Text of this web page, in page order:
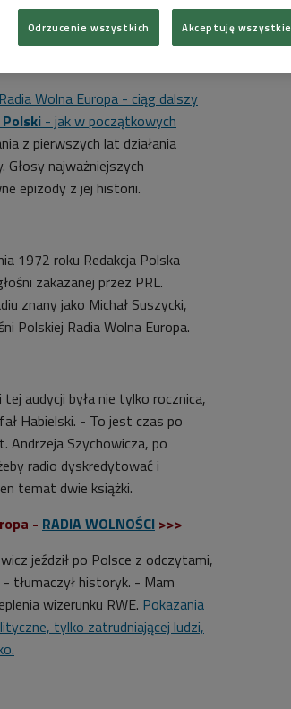
Wolna Europa - ciąg dalszy
- jak w początkowych
z pierwszych lat działania
najważniejszych
epizody z jej historii.
1972 roku Redakcja Polska
zakazanej przez PRL.
znany jako Michał Suszycki,
Polskiej Radia Wolna Europa.
audycji była nie tylko rocznica,
Habielski. - To jest czas po
Andrzeja Szychowicza, po
radio dyskredytować i
temat dwie książki.
- RADIA WOLNOŚCI >>>
jeździł po Polsce z odczytami,
tłumaczył historyk. - Mam
wizerunku RWE. Pokazania
tylko zatrudniającej ludzi,
Odrzucenie wszystkich Akceptuję wszystkie